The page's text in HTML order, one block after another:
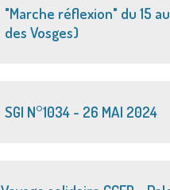
"Marche réflexion" du 15
des Vosges)
SGI N°1034 - 26 MAI 2024